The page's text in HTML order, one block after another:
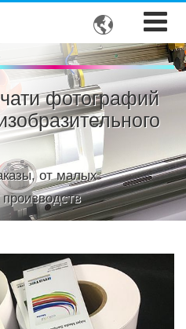

фотографий
от малых